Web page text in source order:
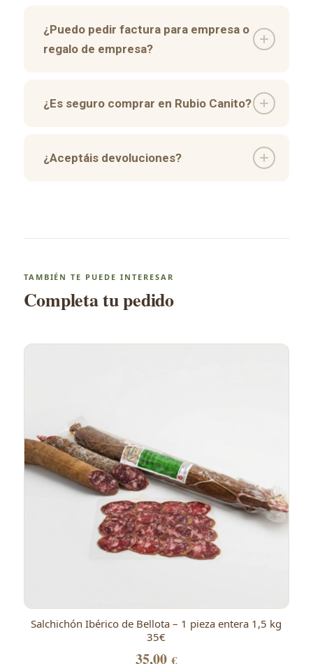
¿Puedo pedir factura para empresa o
regalo de empresa?
¿Es seguro comprar en Rubio Canito?
¿Aceptáis devoluciones?
TAMBIÉN TE PUEDE INTERESAR
Completa tu pedido
Salchichón Ibérico de Bellota – 1 pieza entera 1,5 kg
35€
35,00€